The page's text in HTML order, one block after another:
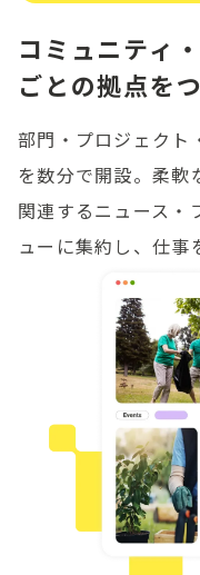
コミュニティ
ごとの拠点を
部門・プロジェクト
を数分で開設。柔軟
関連するニュース・
ューに集約し、仕事